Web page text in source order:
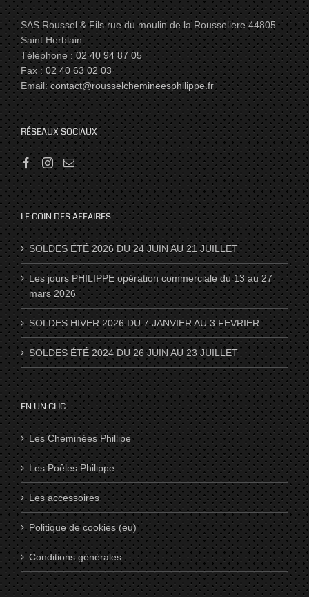
SAS Roussel & Fils rue du moulin de la Rousseliere 44805
Saint Herblain
Téléphone :02 40 94 87 05
Fax :02 40 63 02 03
Email:contact@rousselchemineesphilippe.fr
RÉSEAUX SOCIAUX
LE COIN DES AFFAIRES
SOLDES ÉTÉ 2026 DU 24 JUIN AU 21 JUILLET
Les jours PHILIPPE opération commerciale du 13 au 27
mars 2026
SOLDES HIVER 2026 DU 7 JANVIER AU 3 FEVRIER
SOLDES ÉTÉ 2024 DU 26 JUIN AU 23 JUILLET
EN UN CLIC
Les Cheminées Phillipe
Les Poêles Philippe
Les accessoires
Politique de cookies (eu)
Conditions générales